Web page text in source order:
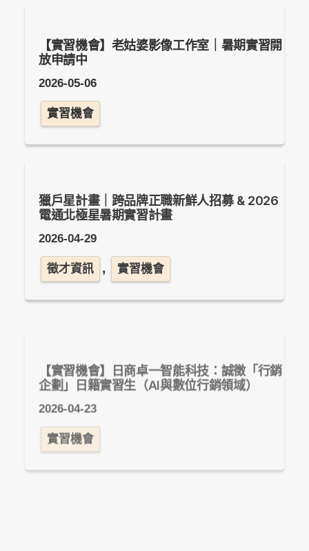
【實習機會】老姑婆影像工作室｜暑期實習開
放申請中
2026-05-06
實習機會
獵戶星計畫｜跨品牌正職新鮮人招募 & 2026
電通北極星暑期實習計畫
2026-04-29
徵才資訊 實習機會
企劃」日籍實習生（AI與數位行銷領域）
2026-04-23